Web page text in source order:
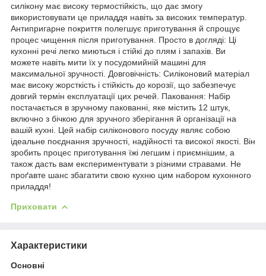
силікону має високу термостійкість, що дає змогу
використовувати це приладдя навіть за високих температур.
Антипригарне покриття полегшує приготування й спрощує
процес чищення після приготування. Просто в догляді: Ці
кухонні речі легко миються і стійкі до плям і запахів. Ви
можете навіть мити їх у посудомийній машині для
максимальної зручності. Довговічність: Силіконовий матеріал
має високу жорсткість і стійкість до корозії, що забезпечує
довгий термін експлуатації цих речей. Паковання: Набір
постачається в зручному пакованні, яке містить 12 штук,
включно з бічкою для зручного зберігання й організації на
вашій кухні. Цей набір силіконового посуду являє собою
ідеальне поєднання зручності, надійності та високої якості. Він
зробить процес приготування їжі легшим і приємнішим, а
також дасть вам експериментувати з різними стравами. Не
проґавте шанс збагатити свою кухню цим набором кухонного
приладдя!
Приховати
Характеристики
Основні